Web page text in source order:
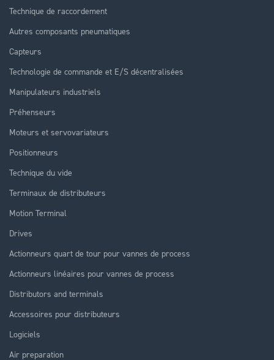
Technique de raccordement
Autres composants pneumatiques
Capteurs
Technologie de commande et E/S décentralisées
Manipulateurs industriels
Préhenseurs
Moteurs et servovariateurs
Positionneurs
Technique du vide
Terminaux de distributeurs
Motion Terminal
Drives
Actionneurs quart de tour pour vannes de process
Actionneurs linéaires pour vannes de process
Distributors and terminals
Accessoires pour distributeurs
Logiciels
Air preparation